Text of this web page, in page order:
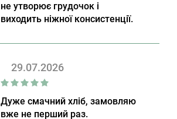
не утворює грудочок і
виходить ніжної консистенції.
29.07.2026
Дуже смачний хліб, замовляю
вже не перший раз.